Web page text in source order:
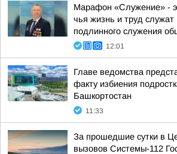
Марафон «Служение» -
чья жизнь и труд
подлинного служения
12:01
Главе ведомства
факту избиения
Башкортостан
11:33
За прошедшие сутки в
вызовов Системы-112